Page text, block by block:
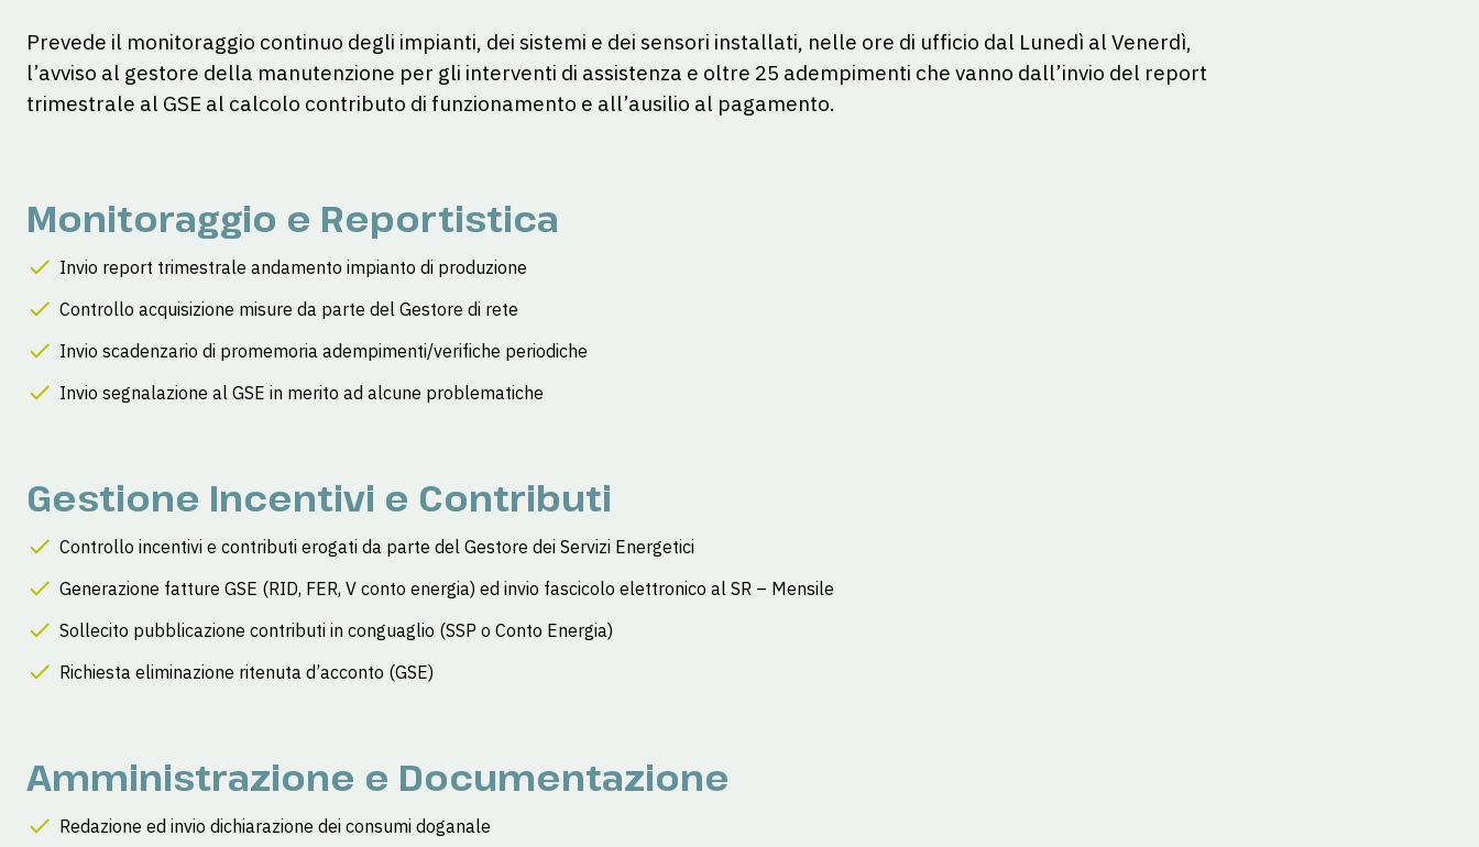
Prevede il monitoraggio continuo degli impianti, dei sistemi e dei sensori installati, nelle ore di ufficio dal Lunedì al Venerdì,
l’avviso al gestore della manutenzione per gli interventi di assistenza e oltre 25 adempimenti che vanno dall’invio del report
trimestrale al GSE al calcolo contributo di funzionamento e all’ausilio al pagamento.
Monitoraggio e Reportistica
Invio report trimestrale andamento impianto di produzione
Controllo acquisizione misure da parte del Gestore di rete
Invio scadenzario di promemoria adempimenti/verifiche periodiche
Invio segnalazione al GSE in merito ad alcune problematiche
Gestione Incentivi e Contributi
Controllo incentivi e contributi erogati da parte del Gestore dei Servizi Energetici
Generazione fatture GSE (RID, FER, V conto energia) ed invio fascicolo elettronico al SR – Mensile
Sollecito pubblicazione contributi in conguaglio (SSP o Conto Energia)
Richiesta eliminazione ritenuta d’acconto (GSE)
Amministrazione e Documentazione
Redazione ed invio dichiarazione dei consumi doganale